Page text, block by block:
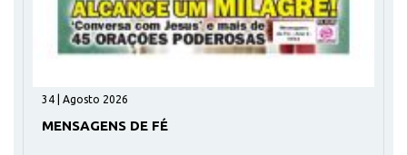
34 | Agosto 2026
MENSAGENS DE FÉ